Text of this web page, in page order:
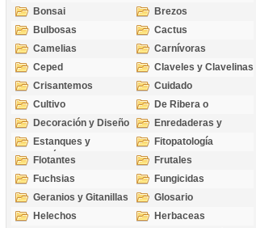
Rododendros
Bonsai
Brezos
Bulbosas
Cactus
Camelias
Carnívoras
Ceped
Claveles y Clavelinas
Crisantemos
Cuidado
Cultivo
De Ribera o
Palustres
Decoración y Diseño
Enredaderas y
cubresuelos
Estanques y
Acuáticas
Fitopatología
Flotantes
Frutales
Fuchsias
Fungicidas
Geranios y Gitanillas
Glosario
Helechos
Herbaceas